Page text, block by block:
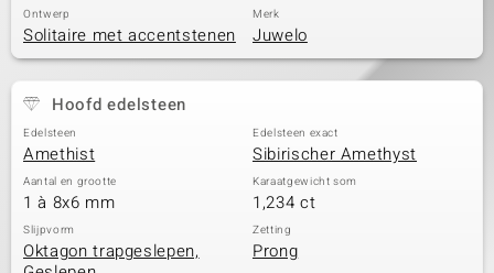
Ontwerp
Solitaire met accentstenen
Merk
Juwelo
Hoofd edelsteen
Edelsteen
Amethist
Edelsteen exact
Sibirischer Amethyst
Aantal en grootte
1 à 8x6 mm
Karaatgewicht som
1,234 ct
Slijpvorm
Oktagon trapgeslepen,
Zetting
Prong